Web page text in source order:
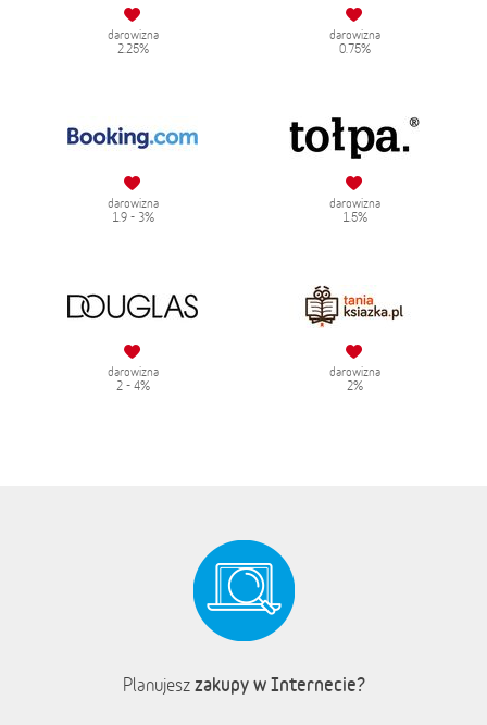
darowizna
2.25%
darowizna
0.75%
darowizna
1.9 - 3%
darowizna
1.5%
darowizna
2 - 4%
darowizna
2%
Planujesz zakupy w Internecie?